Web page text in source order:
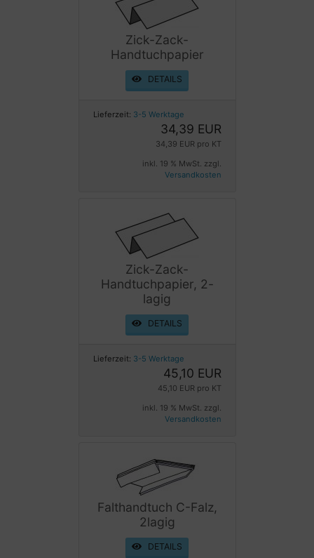
Zick-Zack-
Handtuchpapier
DETAILS
Lieferzeit: 3-5 Werktage
34,39 EUR
34,39 EUR pro KT
inkl. 19 % MwSt. zzgl.
Versandkosten
Zick-Zack-
Handtuchpapier, 2-
lagig
DETAILS
Lieferzeit: 3-5 Werktage
45,10 EUR
45,10 EUR pro KT
inkl. 19 % MwSt. zzgl.
Versandkosten
Falthandtuch C-Falz,
2lagig
DETAILS